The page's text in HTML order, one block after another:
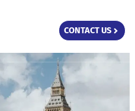
CONTACT US